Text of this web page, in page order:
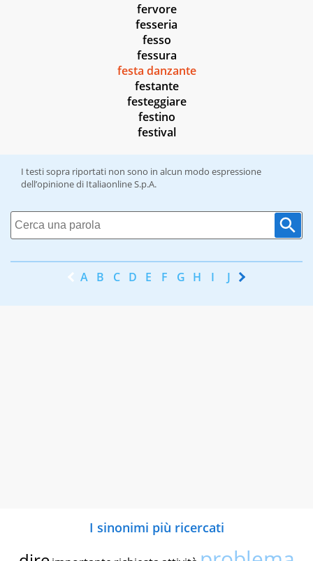
fervore
fesseria
fesso
fessura
festa danzante
festante
festeggiare
festino
festival
I testi sopra riportati non sono in alcun modo espressione
dell’opinione di Italiaonline S.p.A.
A B C D E F G H I J K
I sinonimi più ricercati